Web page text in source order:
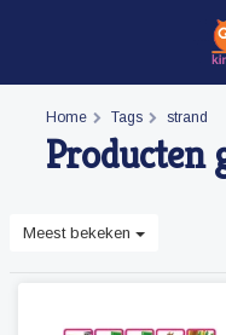
Home Tags strand
Producten
Meest bekeken